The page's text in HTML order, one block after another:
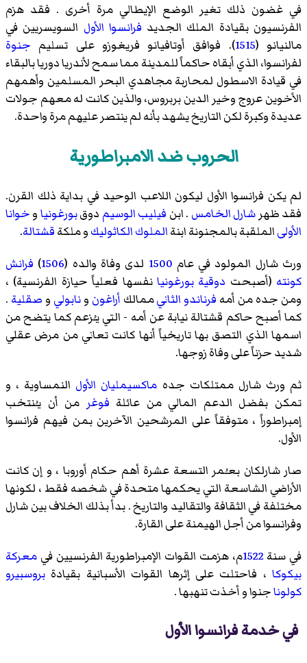
في غضون ذلك تغير الوضع الإيطالي مرة أخرى . فقد هزم
الفرنسيون بقيادة الملك الجديد فرانسوا الأول السويسريين في
مالنيانو (
1515). فوافق أوتافيانو فريغوزو على تسليم جنوة
لفرانسوا، الذي أبقاه حاكماً للمدينة مما سمح لأندريا دوريا بالبقاء
في قيادة الاسطول لمحاربة مجاهدي البحر المسلمين وأهمهم
الأخوين عروج وخير الدين بربروس، والذين كانت له معهم جولات
عديدة وكبرة لكن التاريخ يشهد بأنه لم ينتصر عليهم مرة واحدة.
الحروب ضد الامبراطورية
لم يكن فرانسوا الأول ليكون اللاعب الوحيد في بداية ذلك القرن.
فقد ظهر شارل الخامس . ابن فيليب الوسيم دوقبورغونياوخوانا
الأولىالملقبة بالمجنونة ابنةالملوك الكاثوليكو ملكةقشتالة.
ورث شارل المولود في عام 1500 لدى وفاة والده (1506
) فرانش
كونته (أصبحت دوقية بورغونيا نفسها فعلياً حيازة الفرنسية) ،
ومن جده من أمه فرناندو الثانيممالك أراغون ونابولي و صقلية .
كما أصبح حاكم قشتالة نيابة عن أمه - التي يـُزعم كما يتضح من
اسمها الذي التصق بها تاريخياً أنها كانت تعاني من مرض عقلي
شديد حزناً على وفاة زوجها.
ثم ورث شارل ممتلكات جده ماكسيمليان الأول النمساوية ، و
تمكن بفضل الدعم المالي من عائلة فوغر من أن يـُنتخب
إمبراطوراً ، متوفقاً على المرشحين الآخرين بمن فيهم فرانسوا
الأول.
صار شارلكان بعـُمر التسعة عشرة أهم حكام أوروبا ، و إن كانت
الأراضي الشاسعة التي يحكمها متحدة في شخصه فقط ، لكونها
مختلفة في الثقافة والتقاليد والتاريخ . بدأ بذلك الخلاف بين شارل
وفرانسوا من أجل الهيمنة على القارة.
في سنة 1522م، هزمت القوات الإمبراطورية الفرنسيين في معركة
بيكوكا ، فاحتلت على إثرها القوات الأسبانية بقيادة بروسبيرو
كولوناجنوا و أخذت تنهبها .
في خدمة فرانسوا الأول